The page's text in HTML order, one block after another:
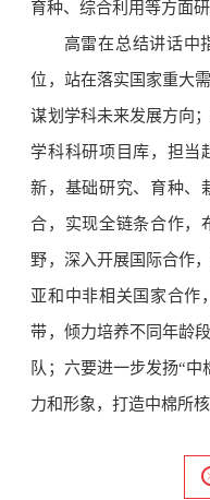
育种、综合利用等方面研
高雷在总结讲话中
位，站在落实国家重大
谋划学科未来发展方向
学科科研项目库，担当
新，基础研究、育种、
合，实现全链条合作，
野，深入开展国际合作
亚和中非相关国家合作
带，倾力培养不同年龄
队；六要进一步发扬“
力和形象，打造中棉所